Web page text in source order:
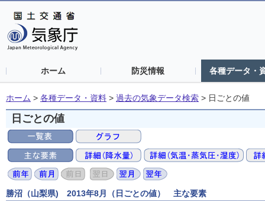
ホーム 防災情報 各種データ・
ホーム > 各種データ・資料 > 過去の気象データ検索 > 日ごとの値
日ごとの値
勝沼（山梨県) 2013年8月（日ごとの値） 主な要素